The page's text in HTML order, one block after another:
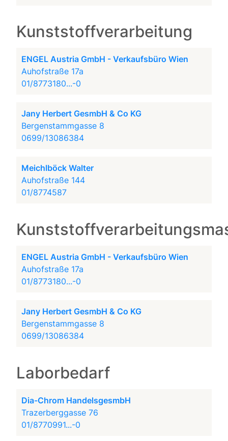
Kunststoffverarbeitung
ENGEL Austria GmbH - Verkaufsbüro Wien
Auhofstraße 17a
01/8773180...-0
Jany Herbert GesmbH & Co KG
Bergenstammgasse 8
0699/13086384
Meichlböck Walter
Auhofstraße 144
01/8774587
ENGEL Austria GmbH - Verkaufsbüro Wien
Auhofstraße 17a
01/8773180...-0
Jany Herbert GesmbH & Co KG
Bergenstammgasse 8
0699/13086384
Laborbedarf
Dia-Chrom HandelsgesmbH
Trazerberggasse 76
01/8770991...-0